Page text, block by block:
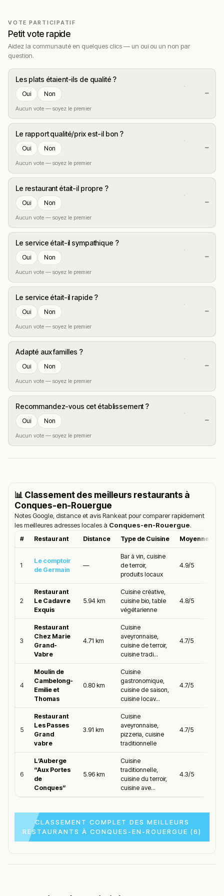
établissement
VOTE PARTICIPATIF
Petit vote rapide
Aidez la communauté en quelques clics — un oui ou un non par
question.
Les plats étaient-ils de qualité ?
Oui Non
Aucun vote — soyez le premier
—
Le rapport qualité/prix est-il bon ?
Oui Non
Aucun vote — soyez le premier
—
Le restaurant était-il propre ?
Oui Non
Aucun vote — soyez le premier
—
Le service était-il sympathique ?
Oui Non
Aucun vote — soyez le premier
—
Le service était-il rapide ?
Oui Non
Aucun vote — soyez le premier
—
Adapté aux familles ?
Oui Non
Aucun vote — soyez le premier
—
Recommandez-vous cet établissement ?
Oui Non
Aucun vote — soyez le premier
—
📊 Classement des meilleurs restaurants à
Conques-en-Rouergue
Notes Google, distance et avis Rankeat pour comparer rapidement
les meilleures adresses locales à Conques-en-Rouergue.
# Restaurant Distance Type de Cuisine Moyenne
1
Le comptoir
de Germain
—
Bar à vin, cuisine
de terroir,
produits locaux
4.9/5
2
Restaurant
Le Cadavre
Exquis
5.94 km
Cuisine créative,
cuisine bio, table
végétarienne
4.8/5
3
Restaurant
Chez Marie
Grand-
Vabre
4.71 km
Cuisine
aveyronnaise,
cuisine de terroir,
cuisine tradi...
4.7/5
4
Moulin de
Cambelong-
Emilie et
Thomas
0.80 km
Cuisine
gastronomique,
cuisine de saison,
cuisine locav...
4.7/5
5
Restaurant
Les Passes
Grand
vabre
3.91 km
Cuisine
aveyronnaise,
pizzeria, cuisine
traditionnelle
4.7/5
6
L’Auberge
“Aux Portes
de
Conques”
5.96 km
Cuisine
traditionnelle,
cuisine du terroir,
cuisine ave...
4.3/5
CLASSEMENT COMPLET DES MEILLEURS
RESTAURANTS À CONQUES-EN-ROUERGUE (6)